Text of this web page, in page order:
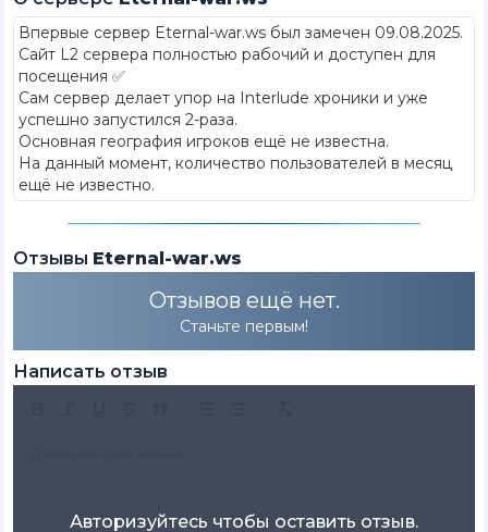
Впервые сервер Eternal-war.ws был замечен 09.08.2025.
Сайт L2 сервера полностью рабочий и доступен для
посещения ✅
Сам сервер делает упор на Interlude хроники и уже
успешно запустился 2-раза.
Основная география игроков ещё не известна.
На данный момент, количество пользователей в месяц
ещё не известно.
Отзывы Eternal-war.ws
Отзывов ещё нет.
Станьте первым!
Написать отзыв
Авторизуйтесь чтобы оставить отзыв.